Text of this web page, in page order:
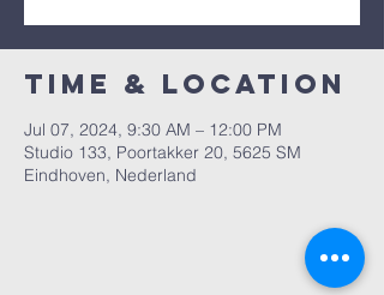
Time & Location
Jul 07, 2024, 9:30 AM – 12:00 PM
Studio 133, Poortakker 20, 5625 SM
Eindhoven, Nederland